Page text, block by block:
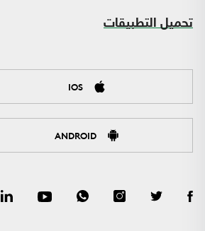
تحميل التطبيقات
IOS
ANDROID